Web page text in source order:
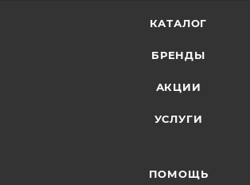
КАТАЛОГ
БРЕНДЫ
АКЦИИ
УСЛУГИ
ПОМОЩЬ